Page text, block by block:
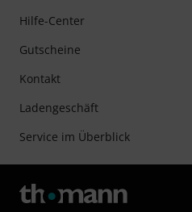
Hilfe-Center
Gutscheine
Kontakt
Ladengeschäft
Service im Überblick